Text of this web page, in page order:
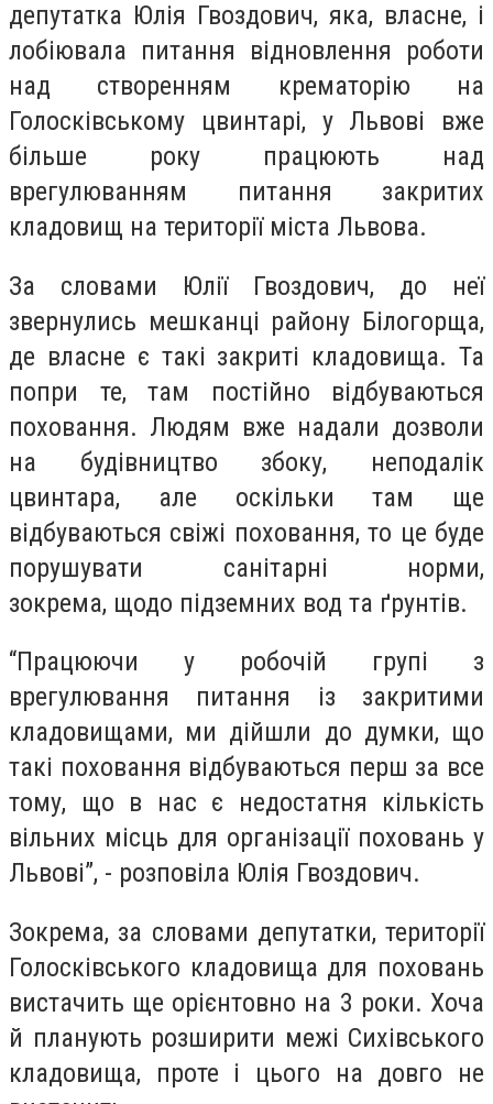
депутатка Юлія Гвоздович, яка, власне, і
лобіювала питання відновлення роботи
над створенням крематорію на
Голосківському цвинтарі, у Львові вже
більше року працюють над
врегулюванням питання закритих
кладовищ на території міста Львова.
За словами Юлії Гвоздович, до неї
звернулись мешканці району Білогорща,
де власне є такі закриті кладовища. Та
попри те, там постійно відбуваються
поховання. Людям вже надали дозволи
на будівництво збоку, неподалік
цвинтара, але оскількитам ще
відбуваються свіжі поховання, то це буде
порушувати санітарні норми,
зокрема, щодо підземних вод та ґрунтів.
“Працюючи у робочій групі з
врегулювання питання із закритими
кладовищами, ми дійшли до думки, що
такі поховання відбуваються перш за все
тому, що в нас є недостатня кількість
вільних місць для організаціїпоховань у
Львові”, - розповіла Юлія Гвоздович.
Зокрема, за словами депутатки, території
Голосківського кладовища для поховань
вистачить ще орієнтовно на 3 роки. Хоча
й планують розширити межі Сихівського
кладовища, проте і цього на довго не